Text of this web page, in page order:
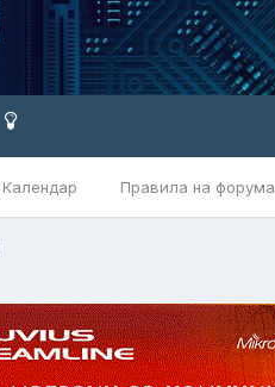
Календар Правила на форума